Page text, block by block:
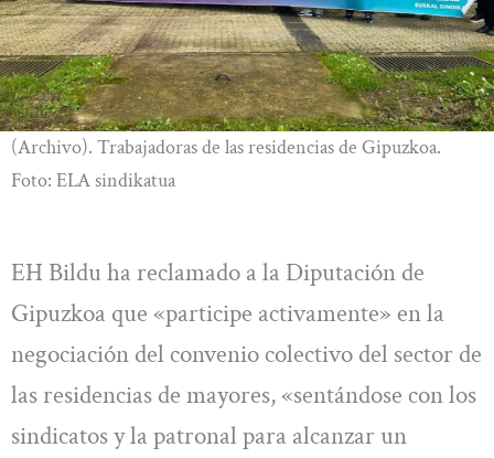
(Archivo). Trabajadoras de las residencias de Gipuzkoa.
Foto: ELA sindikatua
EH Bildu ha reclamado a la Diputación de
Gipuzkoa que «participe activamente» en la
negociación del convenio colectivo del sector de
las residencias de mayores, «sentándose con los
sindicatos y la patronal para alcanzar un